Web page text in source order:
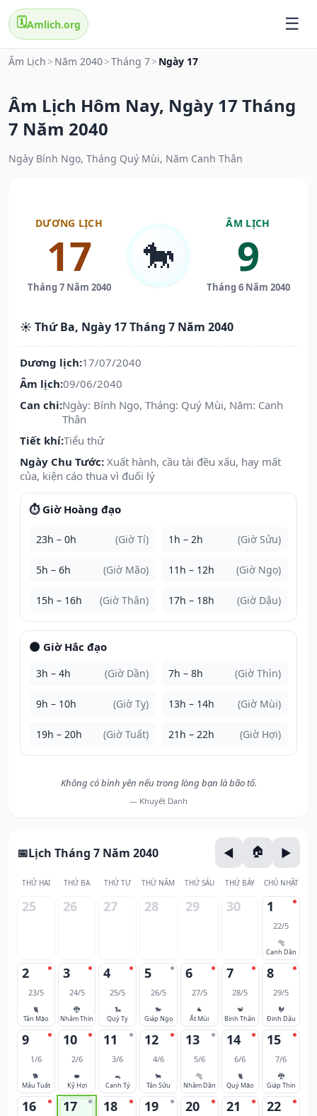
🗓️Amlich.org
Âm Lịch > Năm 2040>Tháng 7> Ngày 17
Âm Lịch Hôm Nay, Ngày 17 Tháng
7 Năm 2040
Ngày Bính Ngọ, Tháng Quý Mùi, Năm Canh Thân
DƯƠNG LỊCH
17
Tháng 7 Năm 2040
🐎
ÂM LỊCH
9
Tháng 6 Năm 2040
☀️ Thứ Ba, Ngày 17 Tháng 7 Năm 2040
Dương lịch:17/07/2040
Âm lịch:09/06/2040
Can chi:Ngày: Bính Ngọ, Tháng: Quý Mùi, Năm: Canh
Thân
Tiết khí:Tiểu thử
Ngày Chu Tước: Xuất hành, cầu tài đều xấu, hay mất
của, kiện cáo thua vì đuối lý
⏱️ Giờ Hoàng đạo
23h – 0h (Giờ Tí) 1h – 2h (Giờ Sửu)
5h – 6h (Giờ Mão) 11h – 12h (Giờ Ngọ)
15h – 16h (Giờ Thân) 17h – 18h (Giờ Dậu)
🌑 Giờ Hắc đạo
3h – 4h (Giờ Dần) 7h – 8h (Giờ Thìn)
9h – 10h (Giờ Tỵ) 13h – 14h (Giờ Mùi)
19h – 20h (Giờ Tuất) 21h – 22h (Giờ Hợi)
Không có bình yên nếu trong lòng bạn là bão tố.
— Khuyết Danh
Lịch Tháng 7 Năm 2040
THỨ HAI THỨ BA THỨ TƯ THỨ NĂM THỨ SÁU THỨ BẢY CHỦ NHẬT
25 26 27 28 29 30 1
22/5
🐅
Canh Dần
2
23/5
🐈
Tân Mão
3
24/5
🐉
Nhâm Thìn
4
25/5
🐍
Quý Tỵ
5
26/5
🐎
Giáp Ngọ
6
27/5
🐐
Ất Mùi
7
28/5
🐒
Bính Thân
8
29/5
🐓
Đinh Dậu
9
1/6
🐕
Mậu Tuất
10
2/6
🐖
Kỷ Hợi
11
3/6
🐀
Canh Tý
12
4/6
🐂
Tân Sửu
13
5/6
🐅
Nhâm Dần
14
6/6
🐈
Quý Mão
15
7/6
🐉
Giáp Thìn
16 17 18 19 20 21 22